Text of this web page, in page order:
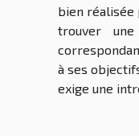
bien réalisée
trouver
à ses
exige une